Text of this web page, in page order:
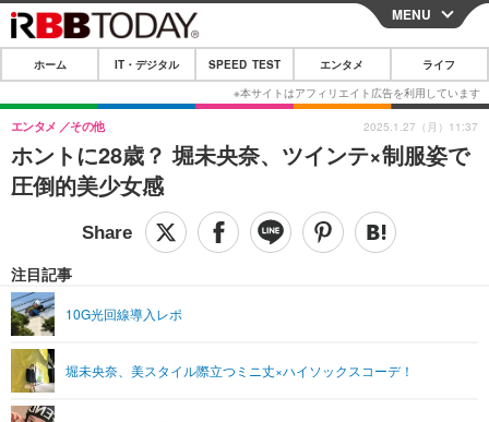
CLOSE
ホーム
IT・デジタル
IT・デジタルTOP スマートフォン
ショッピング その他
SPEED TEST
エンタメTOP 映画・ドラマ
グラビア ブログ
ライフTOP
リリース一覧
プッシュ通知の停止方法
MENU
ホーム IT・デジタル SPEED TEST エンタメ ライフ
ホントに28歳？ 堀未央奈、ツインテ×制服姿で
圧倒的美少女感
エンタメ その他
注目記事
10G光回線導入レポ
堀未央奈、美スタイル際立つミニ丈×ハイソックスコーデ！
2025.1.27（月）11:37